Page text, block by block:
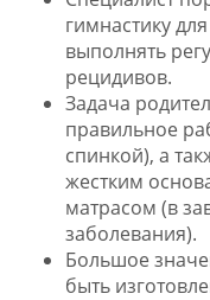
гимнастику
выполнять
рецидивов.
Задача
правильное
спинкой), а
жестким
матрасом (в
заболевания).
Большое
быть